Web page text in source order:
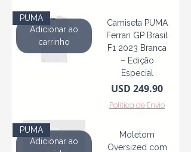
Adicionar ao
carrinho
PUMA
Camiseta PUMA
Ferrari GP Brasil
F1 2023 Branca
– Edição
Especial
Precio
USD 249.90
Política de Envio
Adicionar ao
PUMA
Moletom
Oversized com